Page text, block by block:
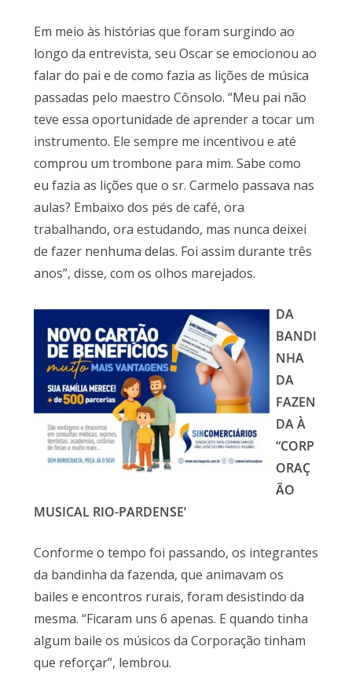
Em meio às histórias que foram surgindo ao
longo da entrevista, seu Oscar se emocionou ao
falar do pai e de como fazia as lições de música
passadas pelo maestro Cônsolo. “Meu pai não
teve essa oportunidade de aprender a tocar um
instrumento. Ele sempre me incentivou e até
comprou um trombone para mim. Sabe como
eu fazia as lições que o sr. Carmelo passava nas
aulas? Embaixo dos pés de café, ora
trabalhando, ora estudando, mas nunca deixei
de fazer nenhuma delas. Foi assim durante três
anos”, disse, com os olhos marejados.
DA
BANDI
NHA
DA
FAZEN
DA À
“CORP
ORAÇ
ÃO
MUSICAL RIO-PARDENSE’
Conforme o tempo foi passando, os integrantes
da bandinha da fazenda, que animavam os
bailes e encontros rurais, foram desistindo da
mesma. “Ficaram uns 6 apenas. E quando tinha
algum baile os músicos da Corporação tinham
que reforçar”, lembrou.